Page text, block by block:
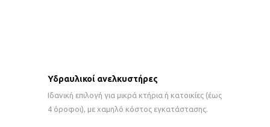
Υδραυλικοί ανελκυστήρες
Ιδανική επιλογή για μικρά κτήρια ή κατοικίες (έως
4 όροφοι), με χαμηλό κόστος εγκατάστασης.